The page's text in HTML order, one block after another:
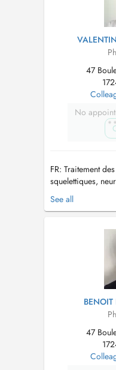
47
No
FR: Traitement
squelettiques,
respiratoires.
fonctionnel et
lymphatique.
nourrisson et de
See all
BENOIT
47